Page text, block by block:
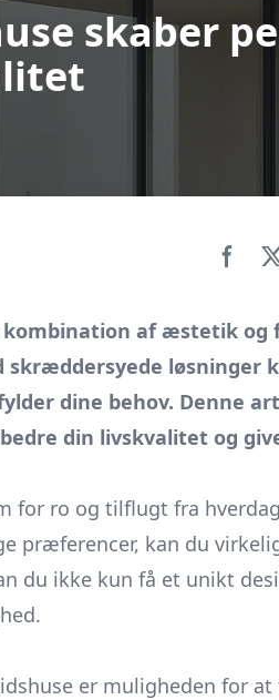
skaber
af æstetik
løsninger
dine behov. Denne
din livskvalitet og
for ro og tilflugt fra
præferencer, kan du
du ikke kun få et unikt
er muligheden for at